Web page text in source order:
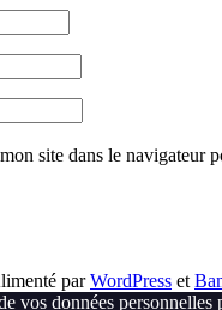
site dans le navigateur
parWordPress et
vos données